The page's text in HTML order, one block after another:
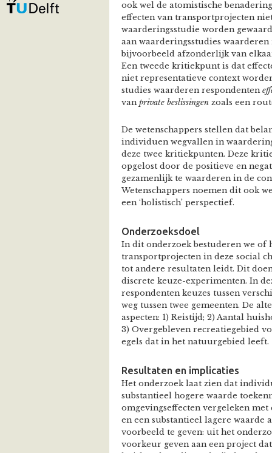
ook wel de atomistische
effecten van transportprojecten
waarderingsstudie worden
aan waarderingsstudies
bijvoorbeeld afzonderlijk van
Een tweede kritiekpunt is dat
niet representatieve context
studies waarderen respondenten
van private beslissingen zoals een
De wetenschappers stellen dat
individuen wegvallen in
deze twee kritiekpunten. Deze
opgelost door de positieve en
gezamenlijk te waarderen in de
Wetenschappers noemen dit ook
een ‘holistisch’ perspectief.
Onderzoeksdoel
In dit onderzoek bestuderen we of
transportprojecten in deze social
tot andere resultaten leidt. Dit
discrete keuze-experimenten. In
respondenten keuzes tussen
weg tussen twee gemeenten. De
aspecten: 1) Reistijd; 2) Aantal
3) Overgebleven recreatiegebied
egels dat in het natuurgebied leeft.
Resultaten en implicaties
Het onderzoek laat zien dat
substantieel hogere waarde
omgevingseffecten vergeleken
en een substantieel lagere waarde
voorbeeld te geven: uit het
voorkeur geven aan een project